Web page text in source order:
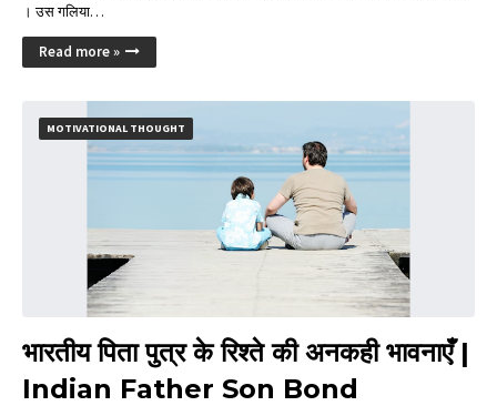
। उस गलिया…
Read more »
MOTIVATIONAL THOUGHT
भारतीय पिता पुत्र के रिश्ते की अनकही भावनाएँ |
Indian Father Son Bond